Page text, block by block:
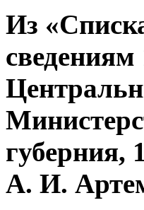
Из
сведениям
губерния,
А. И.